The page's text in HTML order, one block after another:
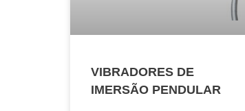
VIBRADORES DE
IMERSÃO PENDULAR